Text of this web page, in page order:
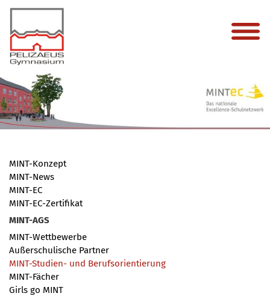
MINT-Konzept
MINT-News
MINT-EC
MINT-EC-Zertifikat
MINT-AGS
MINT-Wettbewerbe
Außerschulische Partner
MINT-Studien- und Berufsorientierung
MINT-Fächer
Girls go MINT